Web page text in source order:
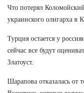
Что потерял
украинского олигарха в
Турция остается у
сейчас все будут
Златоуст.
Шарапова отказалась от